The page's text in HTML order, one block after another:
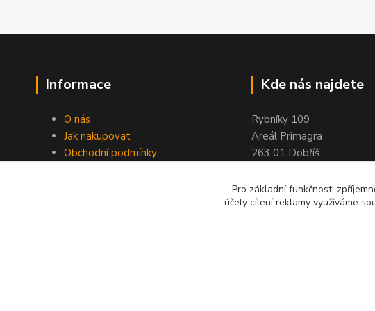
Informace
O nás
Jak nakupovat
Obchodní podmínky
Kde nás najdete
Rybníky 109
Areál Primagra
263 01 Dobříš
Pro základní funkčnost,
účely cílení reklamy využíváme